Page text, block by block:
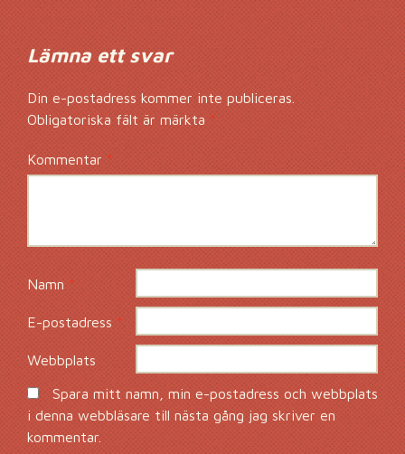
Lämna ett svar
Din e-postadress kommer inte publiceras.
Obligatoriska fält är märkta *
Kommentar*
Namn *
E-postadress *
Webbplats
Spara mitt namn, min e-postadress och webbplats
i denna webbläsare till nästa gång jag skriver en
kommentar.